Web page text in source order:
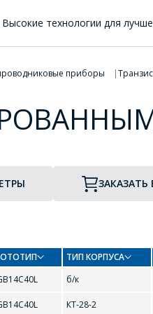
Высокие технологии для
приборы
ТИП КОРПУСА
ЗАКАЗАТЬ
ТИП КОРПУСА
б/к
КТ-28-2